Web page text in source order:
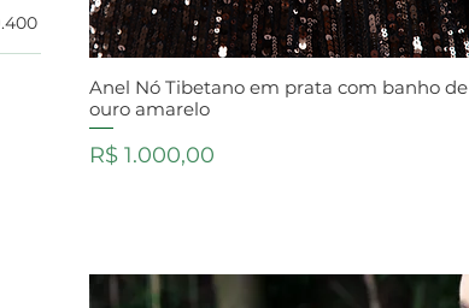
Anel Nó Tibetano em prata com banho de
ouro amarelo
Preço
R$ 1.000,00